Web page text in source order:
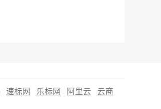
速标网 乐标网 阿里云
云商